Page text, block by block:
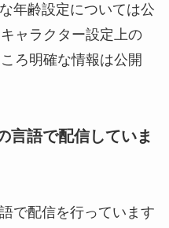
年齢設定については公
ャラクター設定上の
ろ明確な情報は公開
語で配信していま
で配信を行っています